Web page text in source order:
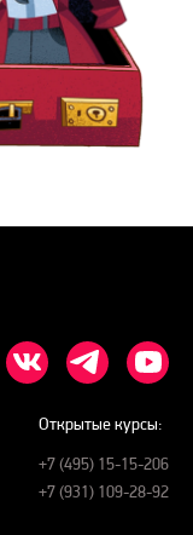
Открытые курсы:
+7 (495) 15-15-206
+7 (931) 109-28-92